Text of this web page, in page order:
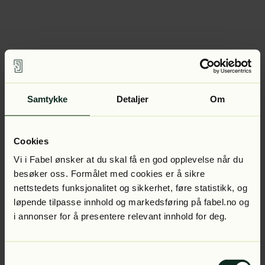
Samtykke Detaljer Om
Cookies
Vi i Fabel ønsker at du skal få en god opplevelse når du
besøker oss. Formålet med cookies er å sikre
nettstedets funksjonalitet og sikkerhet, føre statistikk, og
løpende tilpasse innhold og markedsføring på fabel.no og
i annonser for å presentere relevant innhold for deg.